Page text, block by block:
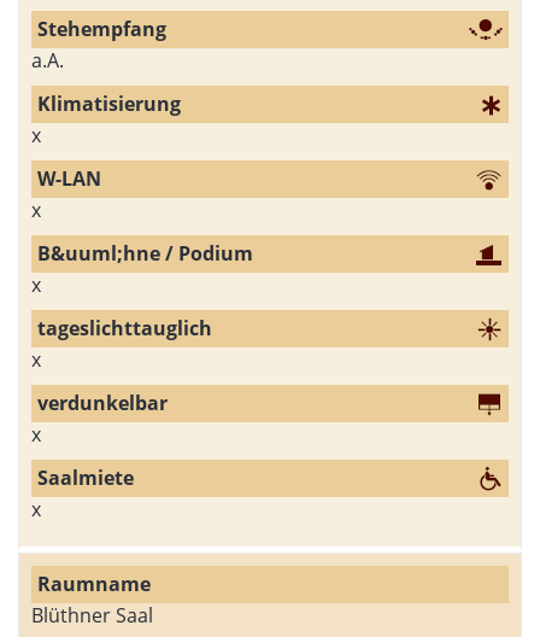
a.A.
x
x
x
x
x
x
Blüthner Saal